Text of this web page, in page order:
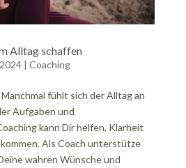
Alltag schaffen
| Coaching
fühlt sich der Alltag an
Aufgaben und
kann Dir helfen, Klarheit
Als Coach unterstütze
wahren Wünsche und